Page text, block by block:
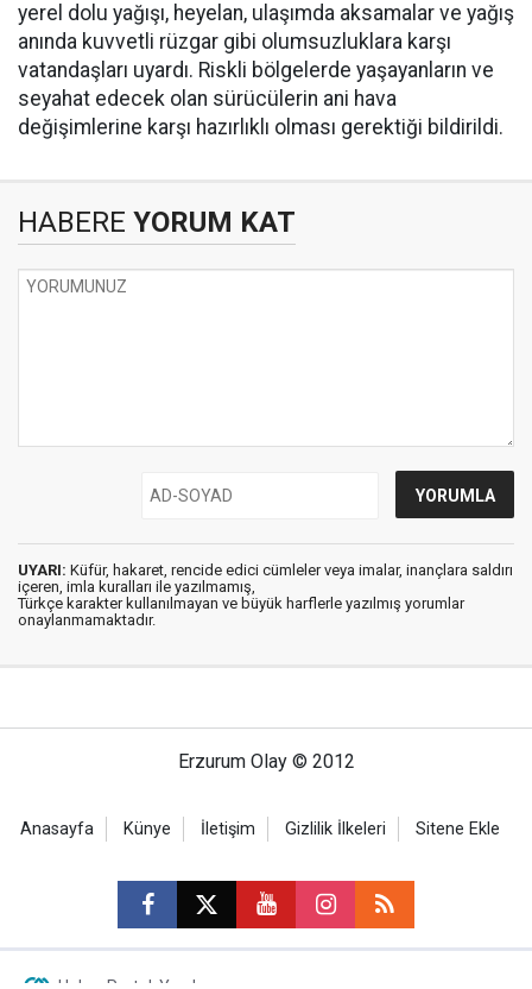
yerel dolu yağışı, heyelan, ulaşımda aksamalar ve yağış
anında kuvvetli rüzgar gibi olumsuzluklara karşı
vatandaşları uyardı. Riskli bölgelerde yaşayanların ve
seyahat edecek olan sürücülerin ani hava
değişimlerine karşı hazırlıklı olması gerektiği bildirildi.
HABERE YORUM KAT
UYARI: Küfür, hakaret, rencide edici cümleler veya imalar, inançlara saldırı
içeren, imla kuralları ile yazılmamış,
Türkçe karakter kullanılmayan ve büyük harflerle yazılmış yorumlar
onaylanmamaktadır.
Erzurum Olay © 2012
Anasayfa Künye İletişim Gizlilik İlkeleri Sitene Ekle